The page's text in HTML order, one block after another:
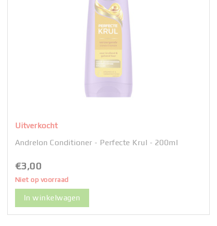
Uitverkocht
Andrelon Conditioner - Perfecte Krul - 200ml
€3,00
Niet op voorraad
In winkelwagen